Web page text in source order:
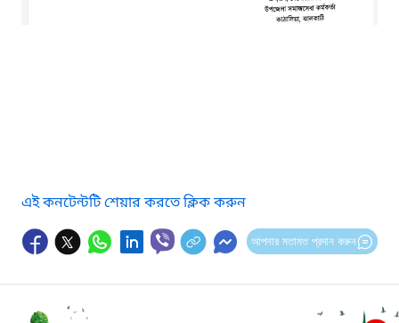
এই কনটেন্টটি শেয়ার করতে ক্লিক করুন
আপনার মতামত প্রদান করুন